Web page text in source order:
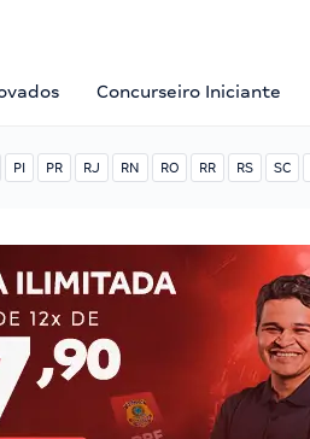
Concurseiro Iniciante
PI PR RJ RN RO RR RS SC